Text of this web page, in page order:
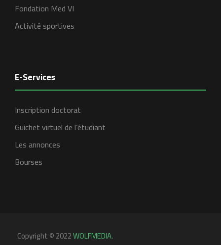
Fondation Med VI
Activité sportives
E-Services
Inscription doctorat
Guichet virtuel de l’étudiant
Les annonces
Bourses
Copyright © 2022WOLFMEDIA.